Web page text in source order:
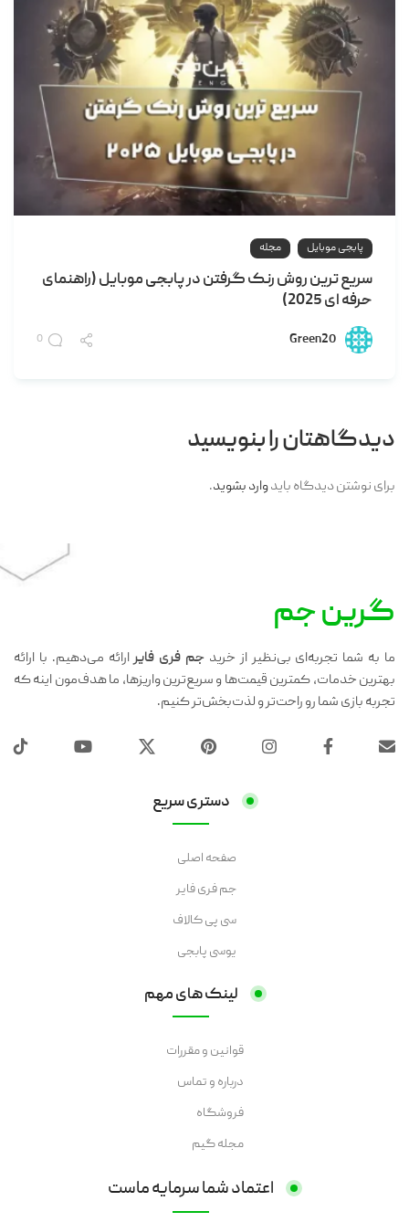
پابجی موبایل مجله
سریع ترین روش رنک گرفتن در پابجی موبایل (راهنمای
حرفه ای 2025)
Green20
0
دیدگاهتان را بنویسید
برای نوشتن دیدگاه بایدوارد بشوید.
گرین جم
ما به شما تجربه‌ای بی‌نظیر از خرید جم فری فایرارائه می‌دهیم. با ارائه
بهترین خدمات، کمترین قیمت‌ها و سریع‌ترین واریزها، ما هدف‌مون اینه که
تجربه بازی شما رو راحت‌تر و لذت‌بخش‌تر کنیم.
دستری سریع
صفحه اصلی
جم فری فایر
سی پی کالاف
یوسی پابجی
لینک های مهم
قوانین و مقررات
درباره و تماس
فروشگاه
مجله گیم
اعتماد شما سرمایه ماست